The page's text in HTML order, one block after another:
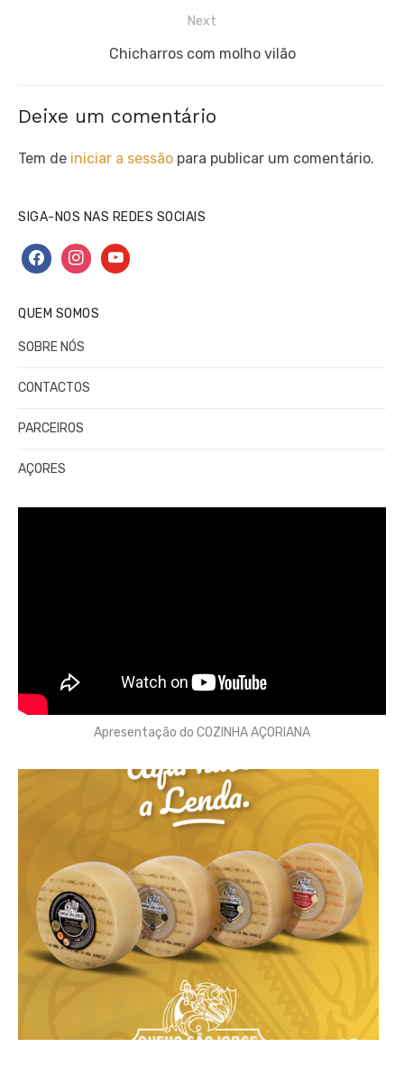
Next
Next
Chicharros com molho vilão
Deixe um comentário
Tem de iniciar a sessão para publicar um comentário.
SIGA-NOS NAS REDES SOCIAIS
facebookinstagramyoutube
QUEM SOMOS
SOBRE NÓS
CONTACTOS
PARCEIROS
AÇORES
Apresentação do COZINHA AÇORIANA